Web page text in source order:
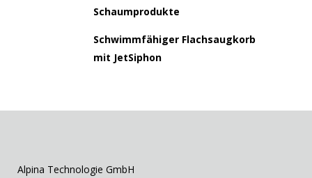
Schaumprodukte
Schwimmfähiger Flachsaugkorb
mit JetSiphon
Alpina Technologie GmbH